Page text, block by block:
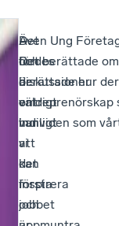
Det
fördes
diskussioner
om
hur
vi
kan
inspirera
och
–
Det
är
väldigt
vanligt
att
det
första
jobbet
Även Ung
och berättade
berättade hur
entreprenörskap
individen som